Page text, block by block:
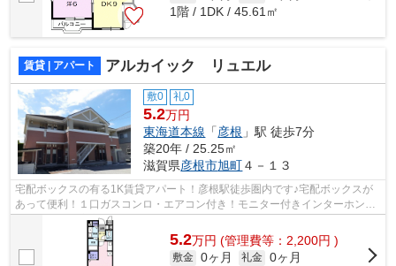
1階 / 1DK / 45.61㎡
賃貸 | アパート アルカイック リュエル
敷0 礼0
5.2万円
東海道本線 「彦根 」駅 徒歩7分
築20年 / 25.25㎡
滋賀県彦根市旭町４－１３
宅配ボックスの有る1K賃貸アパート！彦根駅徒歩圏内です♪宅配ボックスが
あって便利！１口ガスコンロ・エアコン付き！モニター付きインターホンと
防犯カメラで安心。
5.2万円 (管理費等：2,200円 )
敷金 0ヶ月 礼金 0ヶ月